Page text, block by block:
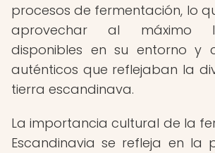
procesos de fermentación, lo
aprovechar al máximo
disponibles en su entorno y
auténticos que reflejaban la
tierra escandinava.
La importancia cultural de la
Escandinavia se refleja en la